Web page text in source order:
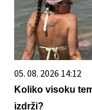
05. 08. 2026 14:12
Koliko visoku
izdrži?